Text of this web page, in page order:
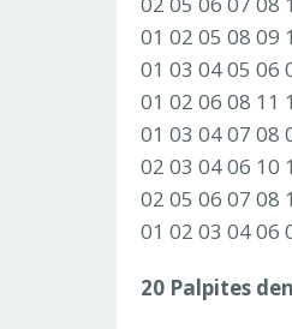
01 02 05 08 09
01 03 04 05 06
01 02 06 08 11
01 03 04 07 08
02 03 04 06 10
02 05 06 07 08
01 02 03 04 06
20 Palpites